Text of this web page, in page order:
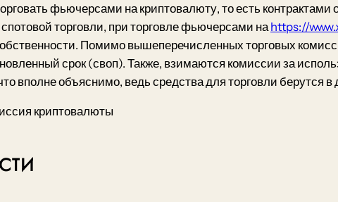
фьючерсами на криптовалюту, то есть контрактами
торговли, при торговле фьючерсами наhttps://
Помимо вышеперечисленных торговых
срок (своп). Также, взимаются комиссии за
вполне объяснимо, ведь средства для торговли берутся